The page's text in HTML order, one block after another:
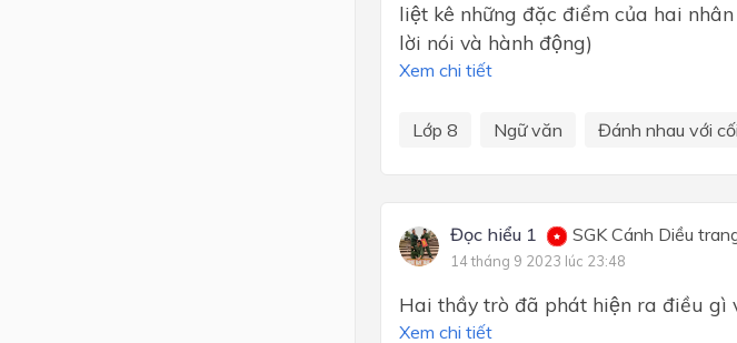
liệt kê những đặc điểm của hai
lời nói và hành động)
Xem chi tiết
Lớp 8 Ngữ văn Đánh nhau với
Đọc hiểu 1 SGK Cánh Diều
14 tháng 9 2023 lúc 23:48
Hai thầy trò đã phát hiện ra điều gì
Xem chi tiết